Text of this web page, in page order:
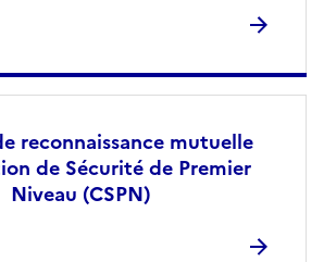
reconnaissance mutuelle
de Sécurité de Premier
Niveau (CSPN)